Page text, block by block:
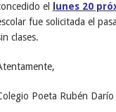
el
unes 20
fue solicitada el
clases.
Poeta Rubén Darío